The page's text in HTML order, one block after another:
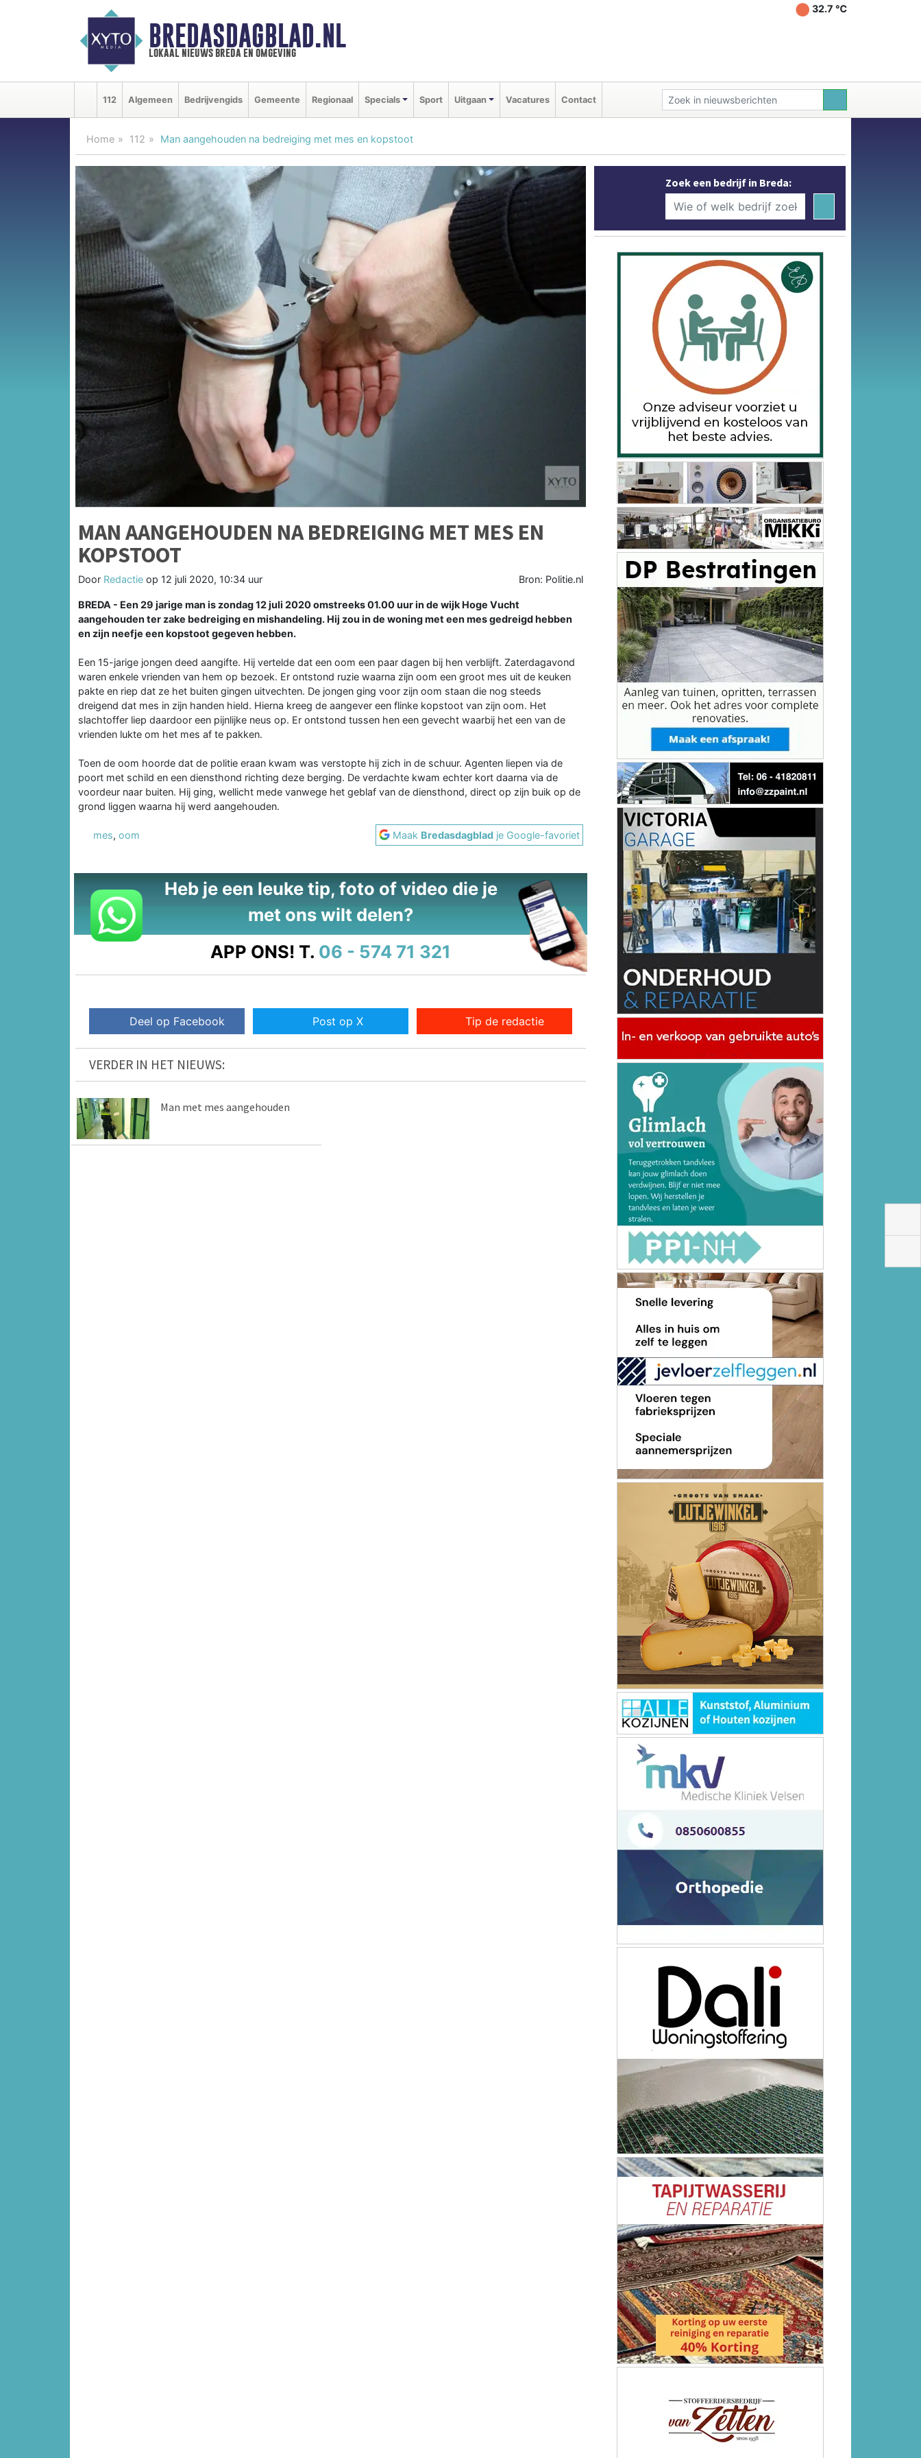
BREDASDAGBLAD.NL
lokaal nieuws breda en omgeving
32.7 ℃
112 Algemeen Bedrijvengids Gemeente Regionaal Specials Sport Uitgaan Vacatures Contact
Home 112 Man aangehouden na bedreiging met mes en kopstoot
MAN AANGEHOUDEN NA BEDREIGING MET MES EN
KOPSTOOT
Door Redactie op 12 juli 2020, 10:34 uur Bron: Politie.nl
BREDA - Een 29 jarige man is zondag 12 juli 2020 omstreeks 01.00 uur in de wijk Hoge Vucht
aangehouden ter zake bedreiging en mishandeling. Hij zou in de woning met een mes gedreigd hebben
en zijn neefje een kopstoot gegeven hebben.
Een 15-jarige jongen deed aangifte. Hij vertelde dat een oom een paar dagen bij hen verblijft. Zaterdagavond
waren enkele vrienden van hem op bezoek. Er ontstond ruzie waarna zijn oom een groot mes uit de keuken
pakte en riep dat ze het buiten gingen uitvechten. De jongen ging voor zijn oom staan die nog steeds
dreigend dat mes in zijn handen hield. Hierna kreeg de aangever een flinke kopstoot van zijn oom. Het
slachtoffer liep daardoor een pijnlijke neus op. Er ontstond tussen hen een gevecht waarbij het een van de
vrienden lukte om het mes af te pakken.
Toen de oom hoorde dat de politie eraan kwam was verstopte hij zich in de schuur. Agenten liepen via de
poort met schild en een diensthond richting deze berging. De verdachte kwam echter kort daarna via de
voordeur naar buiten. Hij ging, wellicht mede vanwege het geblaf van de diensthond, direct op zijn buik op de
grond liggen waarna hij werd aangehouden.
mes, oom Maak Bredasdagblad je Google-favoriet
Heb je een leuke tip, foto of video die je
met ons wilt delen?
APP ONS! T. 06 - 574 71 321
Deel op Facebook Post op X Tip de redactie
VERDER IN HET NIEUWS:
Man met mes aangehouden
Zoek een bedrijf in Breda: